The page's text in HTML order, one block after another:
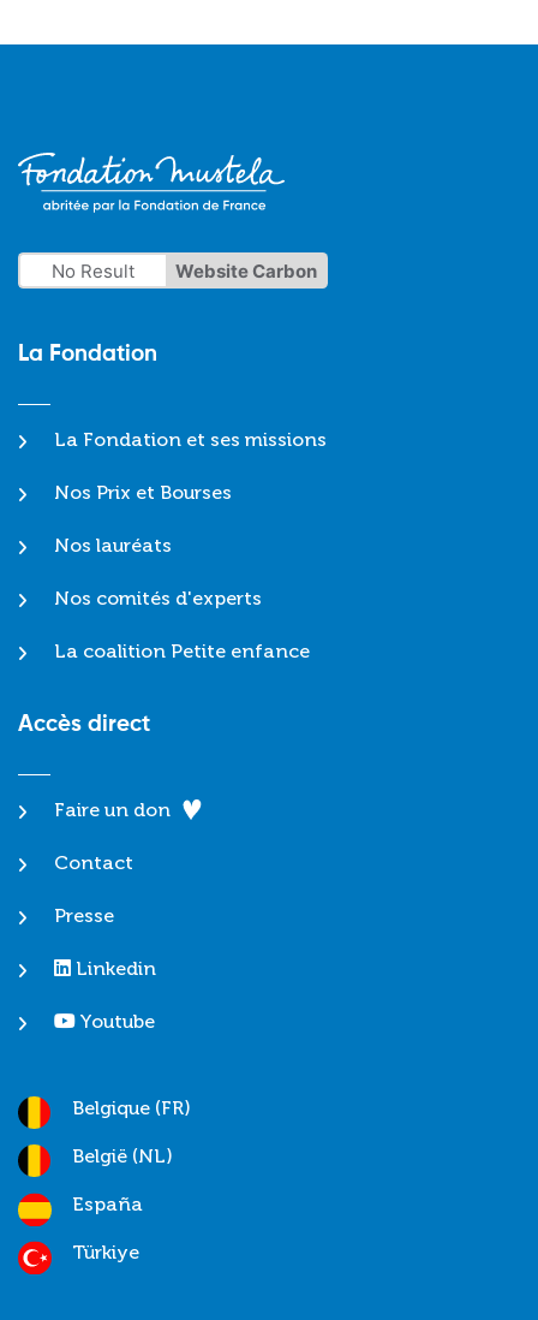
No Result Website Carbon
La Fondation
La Fondation et ses missions
Nos Prix et Bourses
Nos lauréats
Nos comités d'experts
La coalition Petite enfance
Accès direct
Faire un don
Contact
Presse
Linkedin
Youtube
Belgique (FR)
België (NL)
España
Türkiye